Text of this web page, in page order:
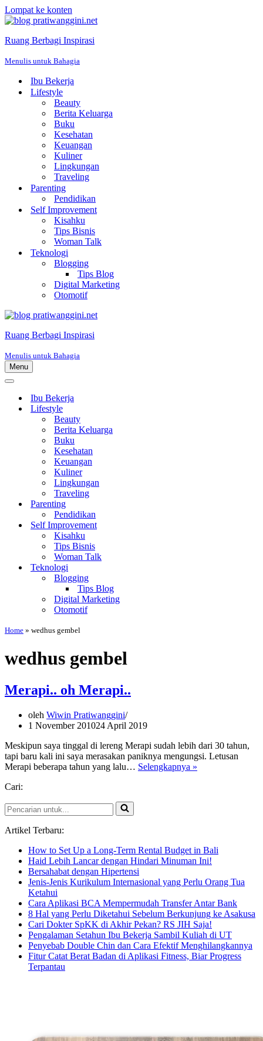
Lompat ke konten
Ruang Berbagi Inspirasi
Menulis untuk Bahagia
Ibu Bekerja
Lifestyle
Beauty
Berita Keluarga
Buku
Kesehatan
Keuangan
Kuliner
Lingkungan
Traveling
Parenting
Pendidikan
Self Improvement
Kisahku
Tips Bisnis
Woman Talk
Teknologi
Blogging
Tips Blog
Digital Marketing
Otomotif
Ruang Berbagi Inspirasi
Menulis untuk Bahagia
Menu
Menu
Menu
NavigasiIbu Bekerja
Lifestyle
Beauty
Berita Keluarga
Buku
Kesehatan
Keuangan
Kuliner
Lingkungan
Traveling
Parenting
Pendidikan
Self Improvement
Kisahku
Tips Bisnis
Woman Talk
Teknologi
Blogging
Tips Blog
Digital Marketing
Otomotif
Home » wedhus gembel
wedhus gembel
Merapi.. oh Merapi..
oleh Wiwin Pratiwanggini
1 November 201024 April 2019
Meskipun saya tinggal di lereng Merapi sudah lebih dari 30 tahun,
tapi baru kali ini saya merasakan paniknya mengungsi. Letusan
Merapi beberapa tahun yang lalu… Selengkapnya »
Cari:
Pencarian
untuk...
Artikel Terbaru:
How to Set Up a Long-Term Rental Budget in Bali
Haid Lebih Lancar dengan Hindari Minuman Ini!
Bersahabat dengan Hipertensi
Jenis-Jenis Kurikulum Internasional yang Perlu Orang Tua
Ketahui
Cara Aplikasi BCA Mempermudah Transfer Antar Bank
8 Hal yang Perlu Diketahui Sebelum Berkunjung ke Asakusa
Cari Dokter SpKK di Akhir Pekan? RS JIH Saja!
Pengalaman Setahun Ibu Bekerja Sambil Kuliah di UT
Penyebab Double Chin dan Cara Efektif Menghilangkannya
Fitur Catat Berat Badan di Aplikasi Fitness, Biar Progress
Terpantau